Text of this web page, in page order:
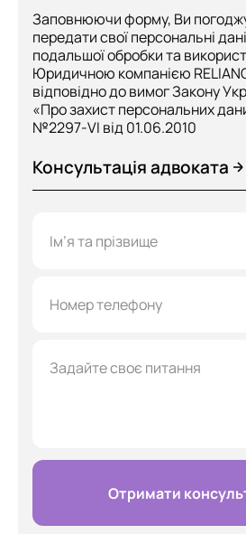
Заповнюючи форму, Ви
передати свої персональні
подальшої обробки та
Юридичною компанією
відповідно до вимог Закону
«Про захист персональних
№2297-VI від 01.06.2010
Консультація адвоката
Отримати